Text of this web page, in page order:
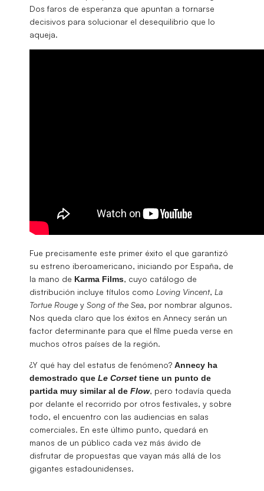
Dos faros de esperanza que apuntan a tornarse
decisivos para solucionar el desequilibrio que lo
aqueja.
Fue precisamente este primer éxito el que garantizó
su estreno iberoamericano, iniciando por España, de
la mano de Karma Films, cuyo catálogo de
distribución incluye títulos como Loving Vincent, La
Tortue Rouge y Song of the Sea, por nombrar algunos.
Nos queda claro que los éxitos en Annecy serán un
factor determinante para que el filme pueda verse en
muchos otros países de la región.
¿Y qué hay del estatus de fenómeno? Annecy ha
demostrado que Le Corset tiene un punto de
partida muy similar al de Flow, pero todavía queda
por delante el recorrido por otros festivales, y sobre
todo, el encuentro con las audiencias en salas
comerciales. En este último punto, quedará en
manos de un público cada vez más ávido de
disfrutar de propuestas que vayan más allá de los
gigantes estadounidenses.